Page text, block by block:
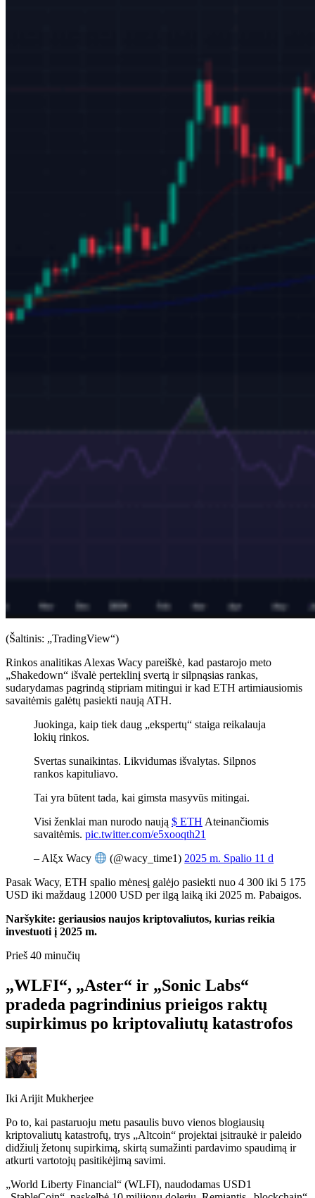
(Šaltinis: „TradingView“)
Rinkos analitikas Alexas Wacy pareiškė, kad pastarojo meto
„Shakedown“ išvalė perteklinį svertą ir silpnąsias rankas,
sudarydamas pagrindą stipriam mitingui ir kad ETH artimiausiomis
savaitėmis galėtų pasiekti naują ATH.
Juokinga, kaip tiek daug „ekspertų“ staiga reikalauja
lokių rinkos.
Svertas sunaikintas. Likvidumas išvalytas. Silpnos
rankos kapituliavo.
Tai yra būtent tada, kai gimsta masyvūs mitingai.
Visi ženklai man nurodo naują $ ETH Ateinančiomis
savaitėmis. pic.twitter.com/e5xooqth21
– Alξx Wacy (@wacy_time1) 2025 m. Spalio 11 d
Pasak Wacy, ETH spalio mėnesį galėjo pasiekti nuo 4 300 iki 5 175
USD iki maždaug 12000 USD per ilgą laiką iki 2025 m. Pabaigos.
Naršykite: geriausios naujos kriptovaliutos, kurias reikia
investuoti į 2025 m.
Prieš 40 minučių
„WLFI“, „Aster“ ir „Sonic Labs“
pradeda pagrindinius prieigos raktų
supirkimus po kriptovaliutų katastrofos
Iki Arijit Mukherjee
Po to, kai pastaruoju metu pasaulis buvo vienos blogiausių
kriptovaliutų katastrofų, trys „Altcoin“ projektai įsitraukė ir paleido
didžiulį žetonų supirkimą, skirtą sumažinti pardavimo spaudimą ir
atkurti vartotojų pasitikėjimą savimi.
„World Liberty Financial“ (WLFI), naudodamas USD1